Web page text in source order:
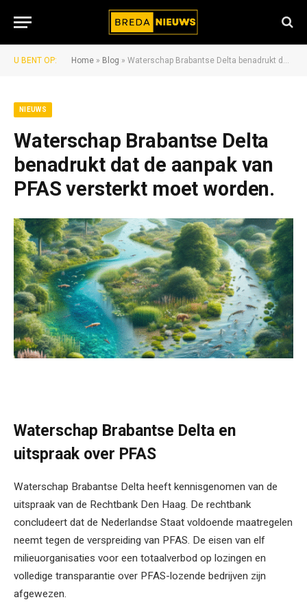
U BENT OP: Home » Blog » Waterschap Brabantse Delta benadrukt dat de aanpak van PFAS versterkt moet worden.
NIEUWS
Waterschap Brabantse Delta
benadrukt dat de aanpak van
PFAS versterkt moet worden.
Waterschap Brabantse Delta en
uitspraak over PFAS
Waterschap Brabantse Delta heeft kennisgenomen van de
uitspraak van de Rechtbank Den Haag. De rechtbank
concludeert dat de Nederlandse Staat voldoende maatregelen
neemt tegen de verspreiding van PFAS. De eisen van elf
milieuorganisaties voor een totaalverbod op lozingen en
volledige transparantie over PFAS-lozende bedrijven zijn
afgewezen.